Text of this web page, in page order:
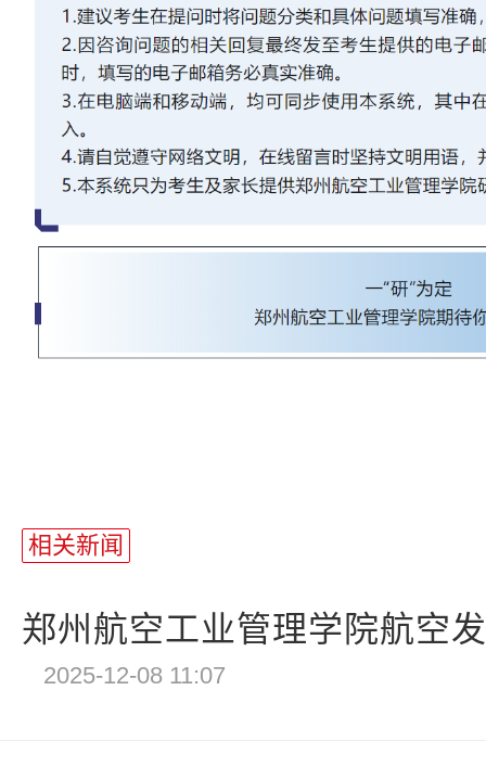
相关新闻
郑州航空工业管理学院航空
2025-12-08 11:07